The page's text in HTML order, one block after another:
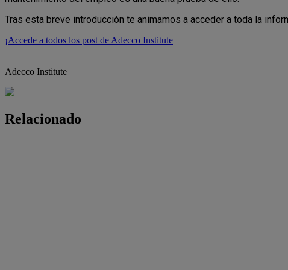
Tras esta breve introducción te animamos a acceder a toda la
¡Accede a todos los post de Adecco Institute
Adecco Institute
Relacionado